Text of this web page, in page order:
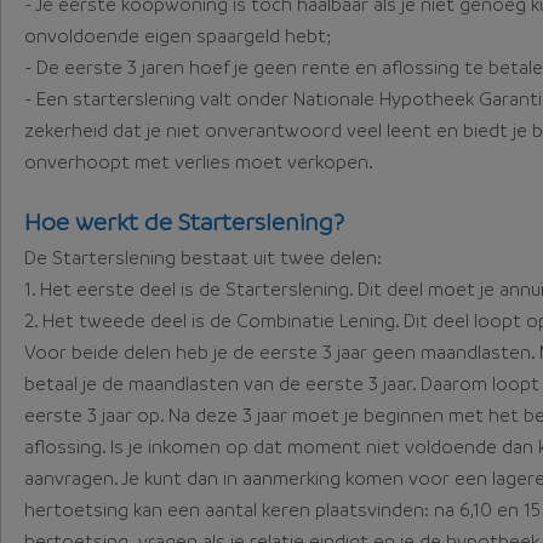
onvoldoende eigen spaargeld hebt;
- De eerste 3 jaren hoef je geen rente en aflossing te
- Een starterslening valt onder Nationale Hypotheek
zekerheid dat je niet onverantwoord veel leent en biedt je
onverhoopt met verlies moet verkopen.
Hoe werkt de Starterslening?
De Starterslening bestaat uit twee delen:
1. Het eerste deel is de Starterslening. Dit deel moet je
2. Het tweede deel is de Combinatie Lening. Dit deel loopt
Voor beide delen heb je de eerste 3 jaar geen
betaal je de maandlasten van de eerste 3 jaar. Daarom
eerste 3 jaar op. Na deze 3 jaar moet je beginnen met het
aflossing. Is je inkomen op dat moment niet voldoende
aanvragen. Je kunt dan in aanmerking komen voor een
hertoetsing kan een aantal keren plaatsvinden: na 6,10 en